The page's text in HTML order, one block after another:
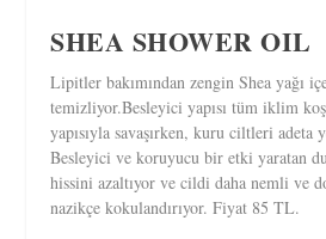
SHEA SHOWER OIL
Lipitler bakımından zengin Shea yağı
temizliyor.Besleyici yapısı tüm iklim
yapısıyla savaşırken, kuru ciltleri adeta
Besleyici ve koruyucu bir etki yaratan
hissini azaltıyor ve cildi daha nemli ve
nazikçe kokulandırıyor. Fiyat 85 TL.